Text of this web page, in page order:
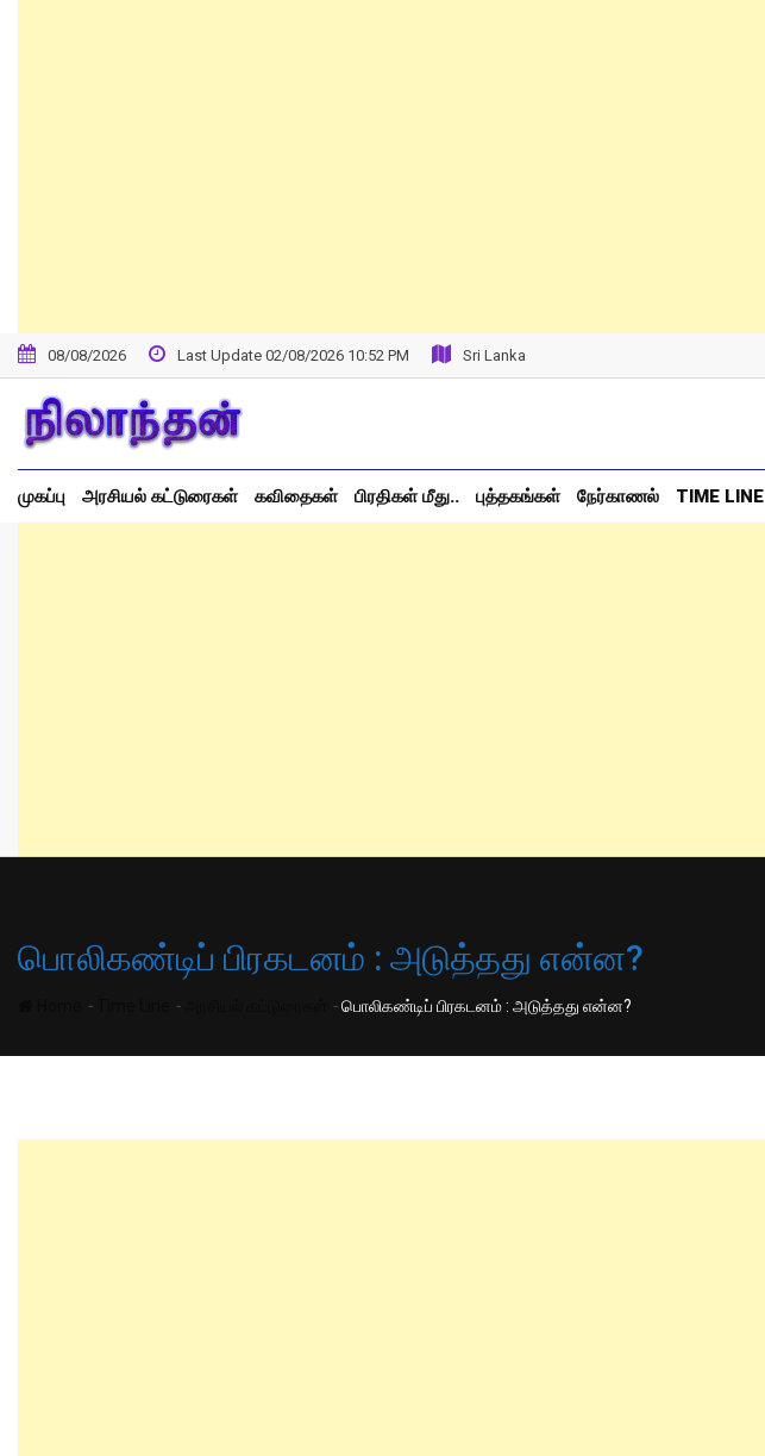
08/08/2026 Last Update 02/08/2026 10:52 PM Sri Lanka
முகப்பு அரசியல் கட்டுரைகள் கவிதைகள் பிரதிகள் மீது.. புத்தகங்கள் நேர்காணல் TIME LINE
பொலிகண்டிப் பிரகடனம் : அடுத்தது என்ன?
- - -பொலிகண்டிப் பிரகடனம் : அடுத்தது என்ன?